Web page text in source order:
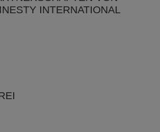
INTERNATIONAL